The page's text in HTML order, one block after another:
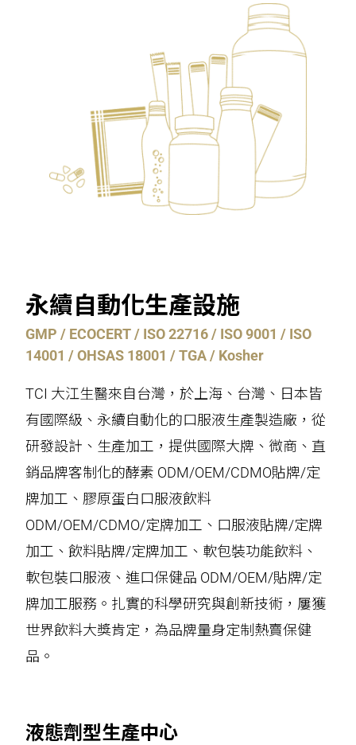
永續自動化生產設施
GMP / ECOCERT / ISO 22716 / ISO 9001 / ISO
14001 / OHSAS 18001 / TGA / Kosher
TCI 大江生醫來自台灣，於上海、台灣、日本皆
有國際級、永續自動化的口服液生產製造廠，從
研發設計、生產加工，提供國際大牌、微商、直
銷品牌客制化的酵素 ODM/OEM/CDMO貼牌/定
牌加工、膠原蛋白口服液飲料
ODM/OEM/CDMO/定牌加工、口服液貼牌/定牌
加工、飲料貼牌/定牌加工、軟包裝功能飲料、
軟包裝口服液、進口保健品 ODM/OEM/貼牌/定
牌加工服務。扎實的科學研究與創新技術，屢獲
世界飲料大獎肯定，為品牌量身定制熱賣保健
品。
液態劑型生產中心